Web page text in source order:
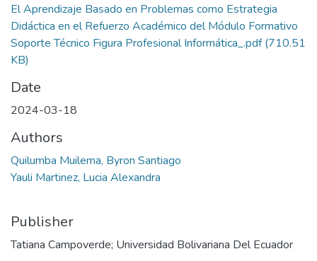
El Aprendizaje Basado en Problemas como Estrategia
Didáctica en el Refuerzo Académico del Módulo Formativo
Soporte Técnico Figura Profesional Informática_.pdf(710.51
KB)
Date
2024-03-18
Authors
Quilumba Muilema, Byron Santiago
Yauli Martinez, Lucia Alexandra
Publisher
Tatiana Campoverde; Universidad Bolivariana Del Ecuador